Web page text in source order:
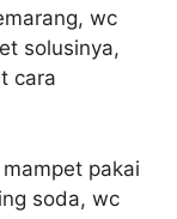
wc
solusinya,
cara
pakai
soda, wc